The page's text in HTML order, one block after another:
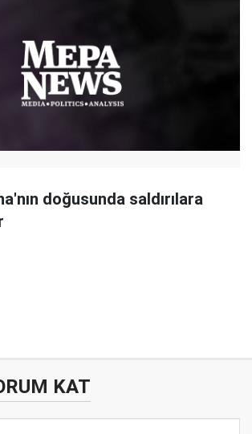
doğusunda saldırılara
KAT